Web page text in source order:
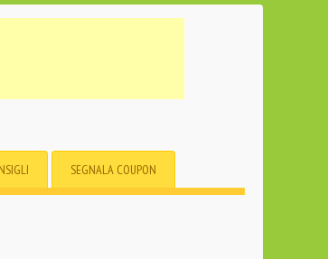
SEGNALA COUPON